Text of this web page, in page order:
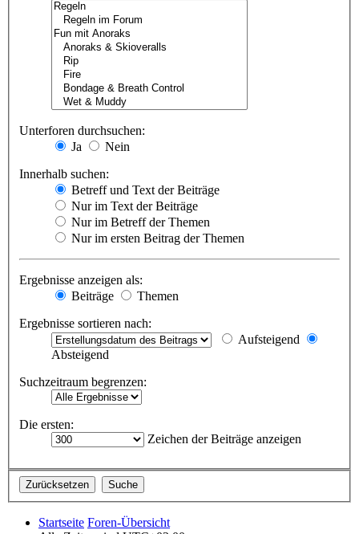
Unterforen durchsuchen:
Ja
Nein
Innerhalb suchen:
Betreff und Text der Beiträge
Nur im Text der Beiträge
Nur im Betreff der Themen
Nur im ersten Beitrag der Themen
Ergebnisse anzeigen als:
Beiträge
Themen
Ergebnisse sortieren nach:
Aufsteigend
Absteigend
Suchzeitraum begrenzen:
Die ersten:
Zeichen der Beiträge anzeigen
Startseite Foren-Übersicht